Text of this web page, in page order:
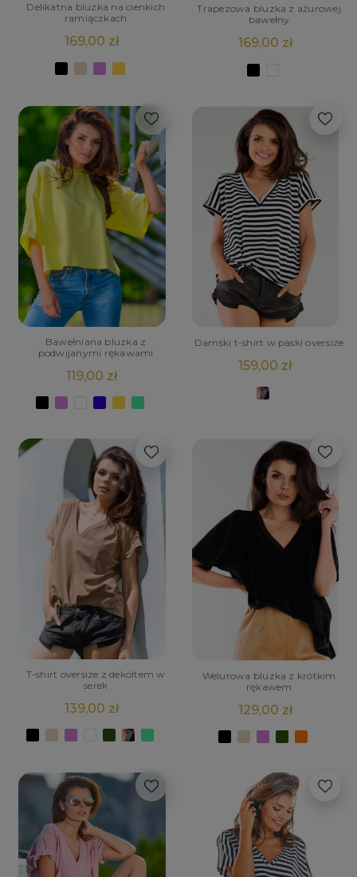
Delikatna bluzka na cienkich
ramiączkach
169,00 zł
Trapezowa bluzka z ażurowej
bawełny
169,00 zł
Bawełniana bluzka z
podwijanymi rękawami
119,00 zł
Damski t-shirt w paski oversize
159,00 zł
T-shirt oversize z dekoltem w
serek
139,00 zł
Welurowa bluzka z krótkim
rękawem
129,00 zł